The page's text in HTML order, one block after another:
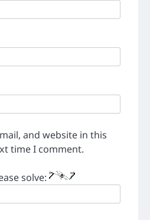
and website in this
time I comment.
solve: